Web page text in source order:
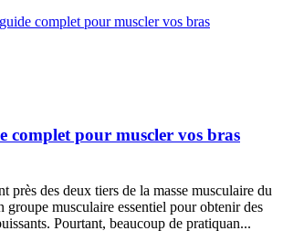
complet pour muscler vos bras
près des deux tiers de la masse musculaire du
groupe musculaire essentiel pour obtenir des
Pourtant, beaucoup de pratiquan...